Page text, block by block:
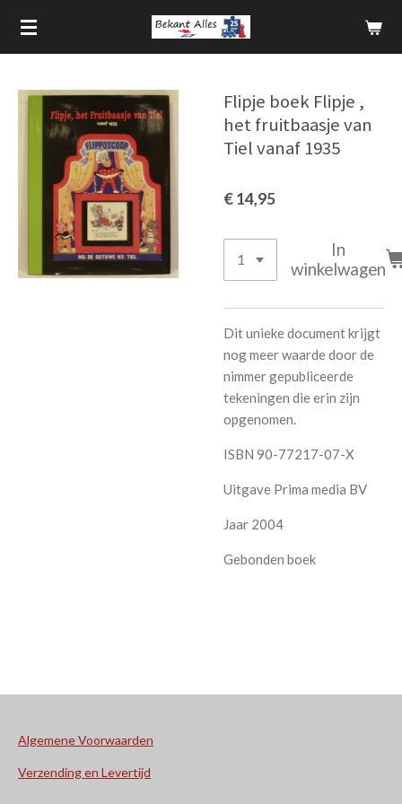
Ga
direct
hoofdinhoud
Flipje boek Flipje ,
het fruitbaasje van
Tiel vanaf 1935
€ 14,95
In
winkelwagen
Dit unieke document krijgt
nog meer waarde door de
nimmer gepubliceerde
tekeningen die erin zijn
opgenomen.
ISBN 90-77217-07-X
Uitgave Prima media BV
Jaar 2004
Gebonden boek
Algemene Voorwaarden
Verzending en Levertijd